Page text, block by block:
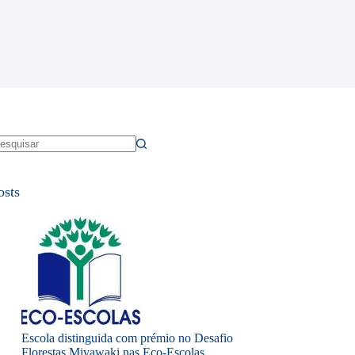
Escola distinguida com prémio no Desafio